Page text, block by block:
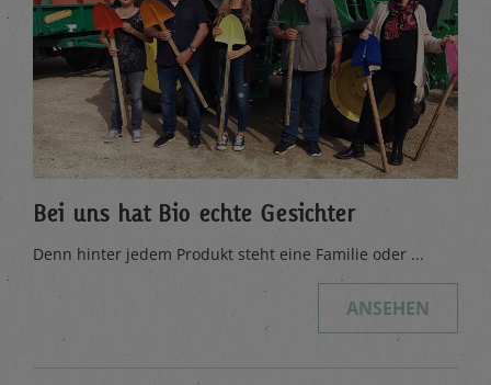
Bei uns hat Bio echte Gesichter
Denn hinter jedem Produkt steht eine Familie oder ...
ANSEHEN